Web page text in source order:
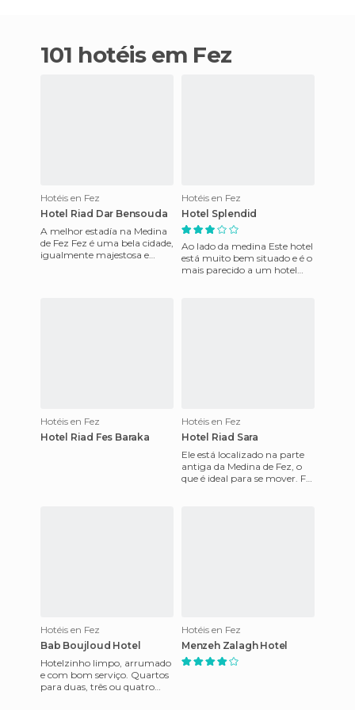
101 hotéis em Fez
Hotéis en Fez
Hotel Riad Dar Bensouda
A melhor estadía na Medina
de Fez Fez é uma bela cidade,
igualmente majestosa e
Hotéis en Fez
Hotel Splendid
Ao lado da medina Este hotel
está muito bem situado e é o
mais parecido a um hotel
Hotéis en Fez
Hotel Riad Fes Baraka
Hotéis en Fez
Hotel Riad Sara
Ele está localizado na parte
antiga da Medina de Fez, o
que é ideal para se mover. Foi
Hotéis en Fez
Bab Boujloud Hotel
Hotelzinho limpo, arrumado
e com bom serviço. Quartos
para duas, três ou quatro
Hotéis en Fez
Menzeh Zalagh Hotel